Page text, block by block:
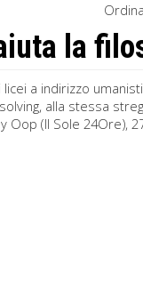
la
a indirizzo
alla stessa
Oop (Il Sole 24Ore),